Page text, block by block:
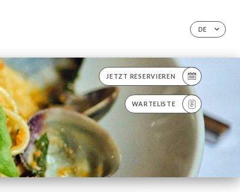
DE
JETZT RESERVIEREN
WARTELISTE